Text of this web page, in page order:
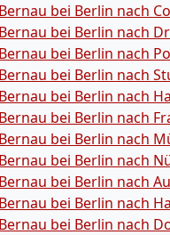
bei Berlin nach
bei Berlin nach
bei Berlin nach
bei Berlin nach
bei Berlin nach
bei Berlin nach
bei Berlin nach
bei Berlin nach
bei Berlin nach
bei Berlin nach
bei Berlin nach